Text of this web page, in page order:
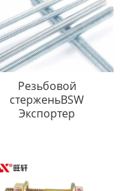
Резьбовой
стерженьBSW
Экспортер